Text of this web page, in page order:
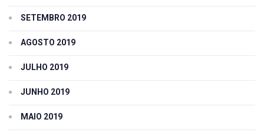
SETEMBRO 2019
AGOSTO 2019
JULHO 2019
JUNHO 2019
MAIO 2019